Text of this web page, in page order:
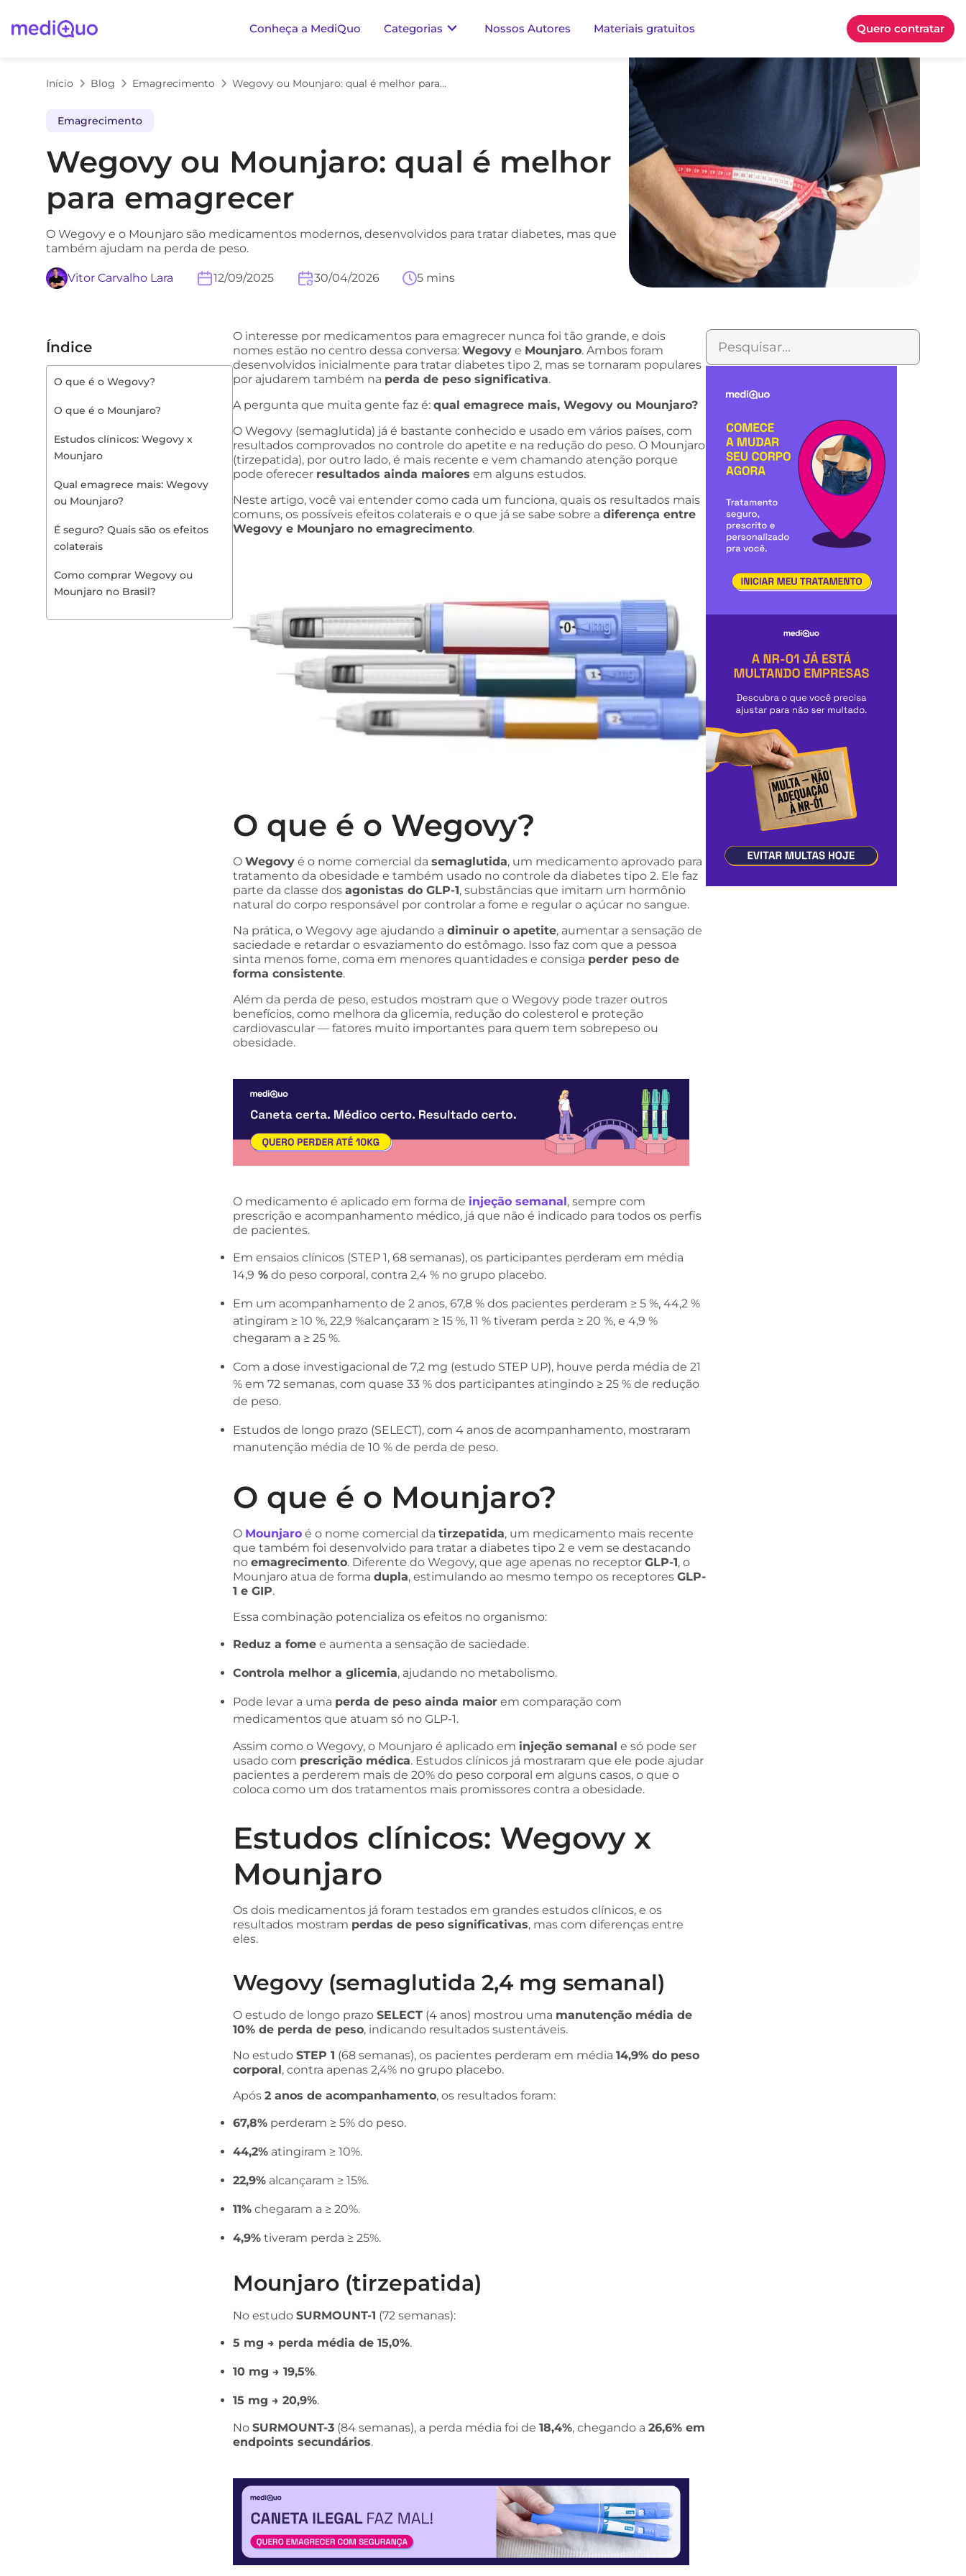
Conheça a MediQuo Categorias Nossos Autores Materiais gratuitos Quero contratar
Início Blog Emagrecimento Wegovy ou Mounjaro: qual é melhor para emagrecer
Emagrecimento
Wegovy ou Mounjaro: qual é melhor
para emagrecer
O Wegovy e o Mounjaro são medicamentos modernos, desenvolvidos para tratar diabetes, mas que
também ajudam na perda de peso.
Vitor Carvalho Lara 12/09/2025 30/04/2026 5 mins
Índice
O que é o Wegovy?
O que é o Mounjaro?
Estudos clínicos: Wegovy x
Mounjaro
Qual emagrece mais: Wegovy
ou Mounjaro?
É seguro? Quais são os efeitos
colaterais
Como comprar Wegovy ou
Mounjaro no Brasil?
O interesse por medicamentos para emagrecer nunca foi tão grande, e dois
nomes estão no centro dessa conversa: Wegovy e Mounjaro. Ambos foram
desenvolvidos inicialmente para tratar diabetes tipo 2, mas se tornaram populares
por ajudarem também na perda de peso significativa.
A pergunta que muita gente faz é: qual emagrece mais, Wegovy ou Mounjaro?
O Wegovy (semaglutida) já é bastante conhecido e usado em vários países, com
resultados comprovados no controle do apetite e na redução do peso. O Mounjaro
(tirzepatida), por outro lado, é mais recente e vem chamando atenção porque
pode oferecer resultados ainda maiores em alguns estudos.
Neste artigo, você vai entender como cada um funciona, quais os resultados mais
comuns, os possíveis efeitos colaterais e o que já se sabe sobre a diferença entre
Wegovy e Mounjaro no emagrecimento.
O que é o Wegovy?
O Wegovy é o nome comercial da semaglutida, um medicamento aprovado para
tratamento da obesidade e também usado no controle da diabetes tipo 2. Ele faz
parte da classe dos agonistas do GLP-1, substâncias que imitam um hormônio
natural do corpo responsável por controlar a fome e regular o açúcar no sangue.
Na prática, o Wegovy age ajudando a diminuir o apetite, aumentar a sensação de
saciedade e retardar o esvaziamento do estômago. Isso faz com que a pessoa
sinta menos fome, coma em menores quantidades e consiga perder peso de
forma consistente.
Além da perda de peso, estudos mostram que o Wegovy pode trazer outros
benefícios, como melhora da glicemia, redução do colesterol e proteção
cardiovascular — fatores muito importantes para quem tem sobrepeso ou
obesidade.
O medicamento é aplicado em forma de injeção semanal, sempre com
prescrição e acompanhamento médico, já que não é indicado para todos os perfis
de pacientes.
Em ensaios clínicos (STEP 1, 68 semanas), os participantes perderam em média
14,9 % do peso corporal, contra 2,4 % no grupo placebo.
Em um acompanhamento de 2 anos, 67,8 % dos pacientes perderam ≥ 5 %, 44,2 %
atingiram ≥ 10 %, 22,9 %alcançaram ≥ 15 %, 11 % tiveram perda ≥ 20 %, e 4,9 %
chegaram a ≥ 25 %.
Com a dose investigacional de 7,2 mg (estudo STEP UP), houve perda média de 21
% em 72 semanas, com quase 33 % dos participantes atingindo ≥ 25 % de redução
de peso.
Estudos de longo prazo (SELECT), com 4 anos de acompanhamento, mostraram
manutenção média de 10 % de perda de peso.
O que é o Mounjaro?
O Mounjaro é o nome comercial da tirzepatida, um medicamento mais recente
que também foi desenvolvido para tratar a diabetes tipo 2 e vem se destacando
no emagrecimento. Diferente do Wegovy, que age apenas no receptor GLP-1, o
Mounjaro atua de forma dupla, estimulando ao mesmo tempo os receptores GLP-
1 e GIP.
Essa combinação potencializa os efeitos no organismo:
Reduz a fome e aumenta a sensação de saciedade.
Controla melhor a glicemia, ajudando no metabolismo.
Pode levar a uma perda de peso ainda maior em comparação com
medicamentos que atuam só no GLP-1.
Assim como o Wegovy, o Mounjaro é aplicado em injeção semanal e só pode ser
usado com prescrição médica. Estudos clínicos já mostraram que ele pode ajudar
pacientes a perderem mais de 20% do peso corporal em alguns casos, o que o
coloca como um dos tratamentos mais promissores contra a obesidade.
Estudos clínicos: Wegovy x
Mounjaro
Os dois medicamentos já foram testados em grandes estudos clínicos, e os
resultados mostram perdas de peso significativas, mas com diferenças entre
eles.
Wegovy (semaglutida 2,4 mg semanal)
O estudo de longo prazo SELECT (4 anos) mostrou uma manutenção média de
10% de perda de peso, indicando resultados sustentáveis.
No estudo STEP 1 (68 semanas), os pacientes perderam em média 14,9% do peso
corporal, contra apenas 2,4% no grupo placebo.
Após 2 anos de acompanhamento, os resultados foram:
67,8% perderam ≥ 5% do peso.
44,2% atingiram ≥ 10%.
22,9% alcançaram ≥ 15%.
11% chegaram a ≥ 20%.
4,9% tiveram perda ≥ 25%.
Mounjaro (tirzepatida)
No estudo SURMOUNT-1 (72 semanas):
5 mg → perda média de 15,0%.
10 mg → 19,5%.
15 mg → 20,9%.
No SURMOUNT-3 (84 semanas), a perda média foi de 18,4%, chegando a 26,6% em
endpoints secundários.